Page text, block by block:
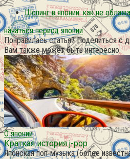
Шопинг в японии: как не
начаться период японии
Понравилась статья? Поделиться с
Вам также может быть интересно
О японии
Краткая история j-pop
Японская поп-музыка (более